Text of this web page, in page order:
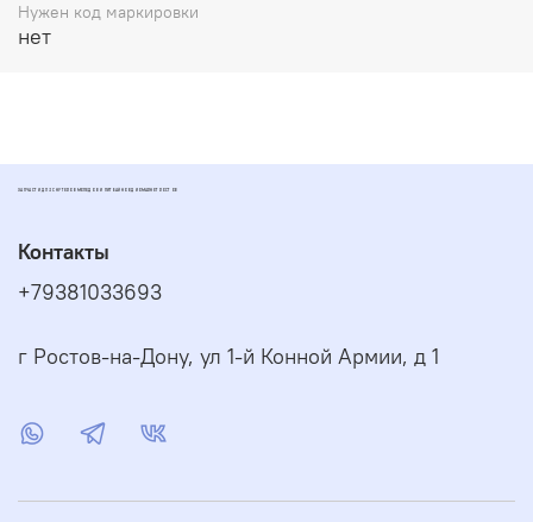
Нужен код маркировки
нет
ЗАПЧАСТИ ДЛЯ СКУТЕРОВ МОПЕДОВ И ПИТБАЙКОВ ДИОМАРКЕТ РОСТОВ
Контакты
+79381033693
г Ростов-на-Дону, ул 1-й Конной Армии, д 1